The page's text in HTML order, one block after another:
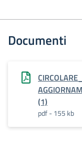
Documenti
(1)
pdf - 155 kb